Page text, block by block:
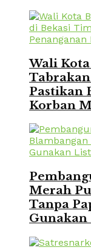
Wali
Pastikan
Korban
Merah
Tanpa